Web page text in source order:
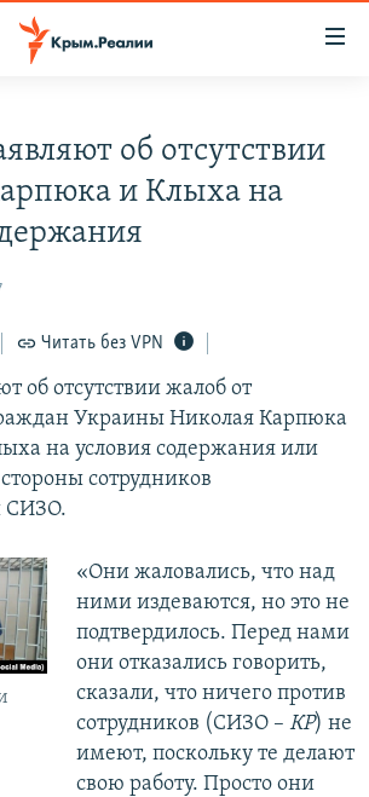
КРЫМА. 11 ИСТОРИЙ СОПРОТИВЛЕНИЯ
КРЫМА
об отсутствии
и Клыха на
Читать без VPN
об отсутствии жалоб от
Украины Николая Карпюка
на условия содержания или
сотрудников
СИЗО.
​«Они жаловались, что над
ними издеваются, но это не
подтвердилось. Перед нами
они отказались говорить,
сказали, что ничего против
сотрудников (СИЗО – КР) не
имеют, поскольку те делают
свою работу. Просто они